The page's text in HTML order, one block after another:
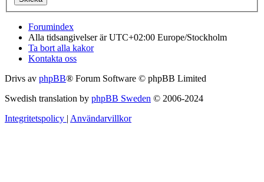
Forumindex
Alla tidsangivelser är UTC+02:00 Europe/Stockholm
Ta bort alla kakor
Kontakta oss
Drivs av phpBB® Forum Software © phpBB Limited
Swedish translation by phpBB Sweden © 2006-2024
Integritetspolicy Användarvillkor